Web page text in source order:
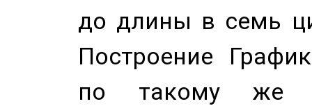
до длины в семь
Построение
по такому же